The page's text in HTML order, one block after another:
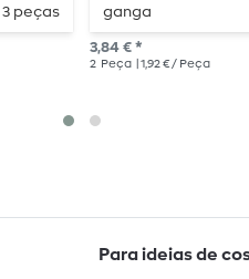
3 peças
ganga
3,84 € *
2 Peça | 1,92 € / Peça
Para ideias de